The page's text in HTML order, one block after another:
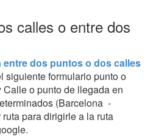
calles o entre dos
entre dos puntos o dos calles
siguiente formulario punto o
o punto de llegada en
(Barcelona -
para dirigirle a la ruta